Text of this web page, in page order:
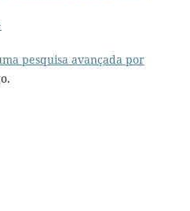
pesquisa avançada por